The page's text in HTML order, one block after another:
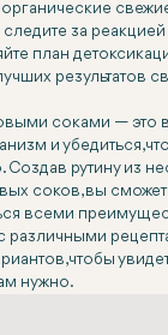
за реакцией
план
результатов
соками — это
и убедиться,
Создав рутину из
соков, вы
всеми
различными
чтобы
нужно.